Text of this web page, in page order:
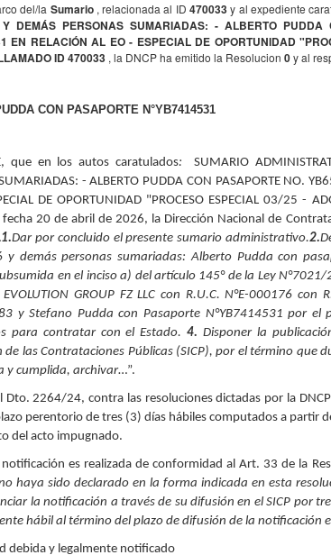
del/la Sumario, relacionada al ID470033y al expediente
Y DEMÁS PERSONAS SUMARIADAS: - ALBERTO
EN RELACIÓN AL EO - ESPECIAL DE OPORTUNIDAD
ID 470033 , la DNCP ha emitido la Resolucion 0y al
CON PASAPORTE N°YB7414531
que en los autos caratulados: SUMARIO
- ALBERTO PUDDA CON PASAPORTE NO.
DE OPORTUNIDAD "PROCESO ESPECIAL 03/25 -
20 de abril de 2026, la Dirección Nacional de
1.Dar por concluido el presente sumario administrativo.2.
y demás personas sumariadas: Alberto Pudda con
en el inciso a) del artículo 145° de la Ley
GROUP FZ LLC con R.U.C. N°E-000176
y Stefano Pudda con Pasaporte N°YB7414531 por
para contratar con el Estado.4. Disponer la
las Contrataciones Públicas (SICP), por el término que
y cumplida, archivar…”.
Dto. 2264/24, contra las resoluciones dictadas por la
perentorio de tres (3) días hábiles computados a partir
del acto impugnado.
notificación es realizada de conformidad al Art. 33 de la
haya sido declarado en la forma indicada en esta
la notificación a través de su difusión en el SICP por
hábil al término del plazo de difusión de la notificación
debida y legalmente notificado